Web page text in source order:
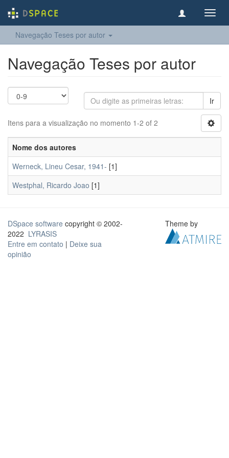
Navegação Teses por autor
Navegação Teses por autor
Ir
Itens para a visualização no momento 1-2 of 2
Nome dos autores
Werneck, Lineu Cesar, 1941- [1]
Westphal, Ricardo Joao [1]
DSpace software copyright © 2002-
2022 LYRASIS
Entre em contato | Deixe sua
opinião
Theme by